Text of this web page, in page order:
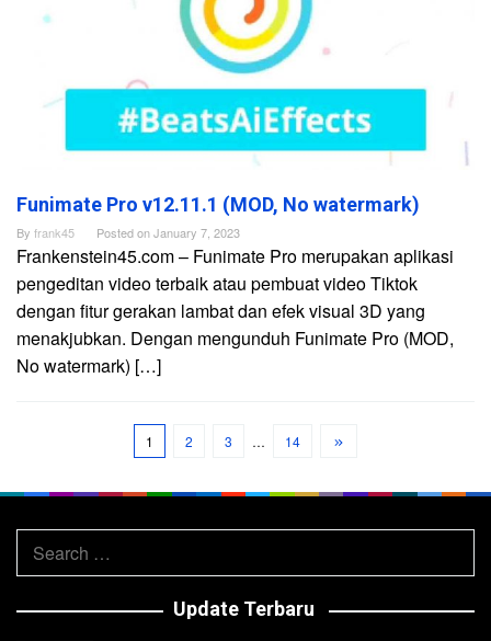
Funimate Pro v12.11.1 (MOD, No watermark)
By frank45 Posted onJanuary 7, 2023
Frankenstein45.com – Funimate Pro merupakan aplikasi
pengeditan video terbaik atau pembuat video Tiktok
dengan fitur gerakan lambat dan efek visual 3D yang
menakjubkan. Dengan mengunduh Funimate Pro (MOD,
No watermark) […]
1 2 3 … 14
Search
for:
Update Terbaru